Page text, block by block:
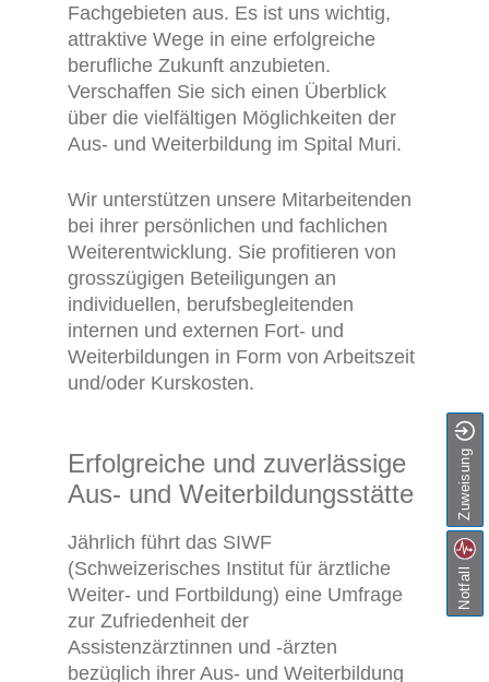
Zuweisung
Notfall
Fachgebieten aus. Es ist uns wichtig,
attraktive Wege in eine erfolgreiche
berufliche Zukunft anzubieten.
Verschaffen Sie sich einen Überblick
über die vielfältigen Möglichkeiten der
Aus- und Weiterbildung im Spital Muri.
Wir unterstützen unsere Mitarbeitenden
bei ihrer persönlichen und fachlichen
Weiterentwicklung. Sie profitieren von
grosszügigen Beteiligungen an
individuellen, berufsbegleitenden
internen und externen Fort- und
Weiterbildungen in Form von Arbeitszeit
und/oder Kurskosten.
Erfolgreiche und zuverlässige
Aus- und Weiterbildungsstätte
Jährlich führt das SIWF
(Schweizerisches Institut für ärztliche
Weiter- und Fortbildung) eine Umfrage
zur Zufriedenheit der
Assistenzärztinnen und -ärzten
bezüglich ihrer Aus- und Weiterbildung